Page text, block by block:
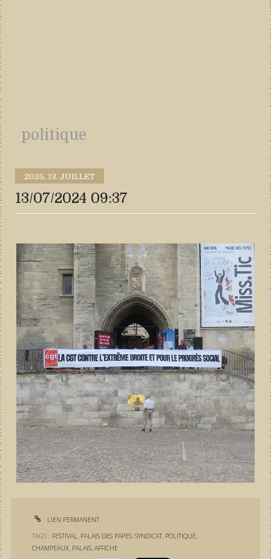
politique
2025. 13. JUILLET
13/07/2024 09:37
LIEN PERMANENT
TAGS : FESTIVAL , PALAIS DES PAPES,SYNDICAT, POLITIQUE,
CHAMPEAUX, PALAIS,AFFICHE